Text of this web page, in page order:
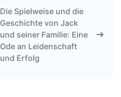
Die Spielweise und die
Geschichte von Jack
und seiner Familie: Eine
Ode an Leidenschaft
und Erfolg